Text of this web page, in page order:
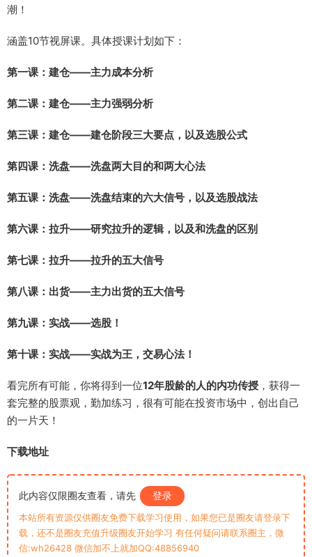
潮！
涵盖10节视屏课。具体授课计划如下：
第一课：建仓——主力成本分析
第二课：建仓——主力强弱分析
第三课：建仓——建仓阶段三大要点，以及选股公式
第四课：洗盘——洗盘两大目的和两大心法
第五课：洗盘——洗盘结束的六大信号，以及选股战法
第六课：拉升——研究拉升的逻辑，以及和洗盘的区别
第七课：拉升——拉升的五大信号
第八课：出货——主力出货的五大信号
第九课：实战——选股！
第十课：实战——实战为王，交易心法！
看完所有可能，你将得到一位12年股龄的人的内功传授 ，获得一
套完整的股票观，勤加练习，很有可能在投资市场中，创出自己
的一片天！
下载地址
此内容仅限圈友查看，请先 登录
本站所有资源仅供圈友免费下载学习使用，如果您已是圈友请登录下
载，还不是圈友充值升级圈友开始学习 有任何疑问请联系圈主，微
信:wh26428 微信加不上就加QQ:48856940